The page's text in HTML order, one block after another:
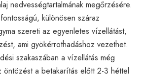
nedvességtartalmának megőrzésére.
különösen száraz
szereti az egyenletes vízellátást,
ami gyökérrothadáshoz vezethet.
szakaszában a vízellátás még
öntözést a betakarítás előtt 2-3 héttel